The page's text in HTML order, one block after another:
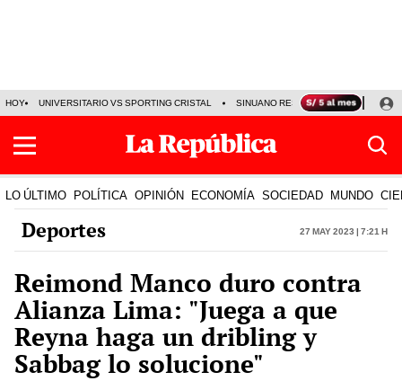
HOY UNIVERSITARIO VS SPORTING CRISTAL SINUANO RESULTADOS HOY
LO ÚLTIMO POLÍTICA OPINIÓN ECONOMÍA SOCIEDAD MUNDO
Deportes 27 May 2023 | 7:21 h
Reimond Manco duro contra
Alianza Lima: "Juega a que
Reyna haga un dribling y
Sabbag lo solucione"